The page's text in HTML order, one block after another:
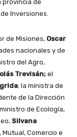
provincia de
Inversiones.
de Misiones, Oscar
nacionales y de
del Agro,
Trevisán;el
; la ministra de
de la Dirección
de Ecología,
Silvana
Comercio e